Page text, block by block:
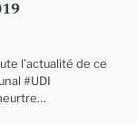
l’actualité de ce
#UDI